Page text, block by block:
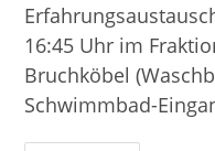
16:45 Uhr im
Bruchköbel
Schwimmbad-